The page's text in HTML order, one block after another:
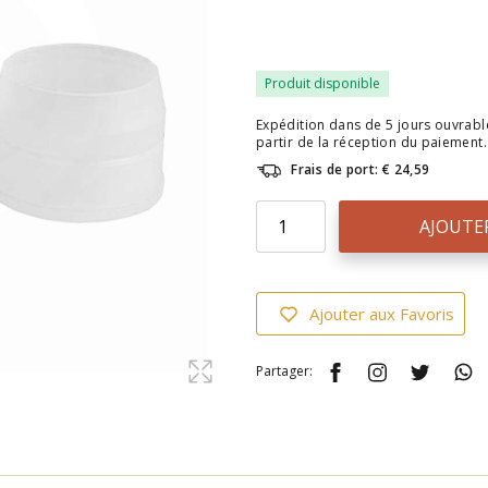
Produit disponible
Expédition dans de 5 jours
partir de la réception du paiement.
Frais de port: € 24,59
Ajouter aux Favoris
Partager: